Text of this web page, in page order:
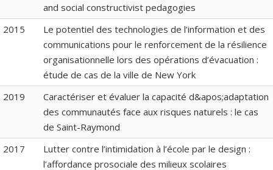
and social constructivist pedagogies
2015
Le potentiel des technologies de l’information et des
communications pour le renforcement de la résilience
organisationnelle lors des opérations d’évacuation :
étude de cas de la ville de New York
2019
Caractériser et évaluer la capacité d&apos;adaptation
des communautés face aux risques naturels : le cas
de Saint-Raymond
2017
Lutter contre l’intimidation à l’école par le design :
l’affordance prosociale des milieux scolaires